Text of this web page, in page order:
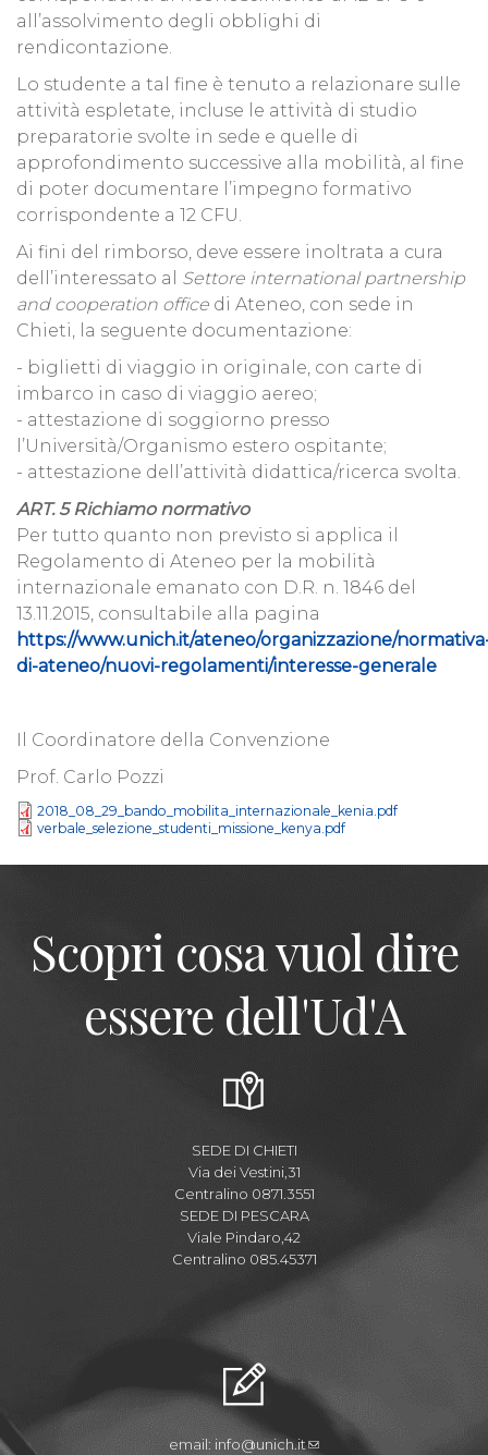
all’assolvimento degli obblighi di
rendicontazione.
Lo studente a tal fine è tenuto a relazionare sulle
attività espletate, incluse le attività di studio
preparatorie svolte in sede e quelle di
approfondimento successive alla mobilità, al fine
di poter documentare l’impegno formativo
corrispondente a 12 CFU.
Ai fini del rimborso, deve essere inoltrata a cura
dell’interessato al Settore international partnership
and cooperation office di Ateneo, con sede in
Chieti, la seguente documentazione:
- biglietti di viaggio in originale, con carte di
imbarco in caso di viaggio aereo;
- attestazione di soggiorno presso
l’Università/Organismo estero ospitante;
- attestazione dell’attività didattica/ricerca svolta.
ART. 5 Richiamo normativo
Per tutto quanto non previsto si applica il
Regolamento di Ateneo per la mobilità
internazionale emanato con D.R. n. 1846 del
13.11.2015, consultabile alla pagina
https://www.unich.it/ateneo/organizzazione/
di-ateneo/nuovi-regolamenti/interesse-generale
Il Coordinatore della Convenzione
Prof. Carlo Pozzi
2018_08_29_bando_mobilita_internazionale_kenia.pdf
verbale_selezione_studenti_missione_kenya.pdf
Scopri cosa vuol dire
essere dell'Ud'A
SEDE DI CHIETI
Via dei Vestini,31
Centralino 0871.3551
SEDE DI PESCARA
Viale Pindaro,42
Centralino 085.45371
email: info@unich.it